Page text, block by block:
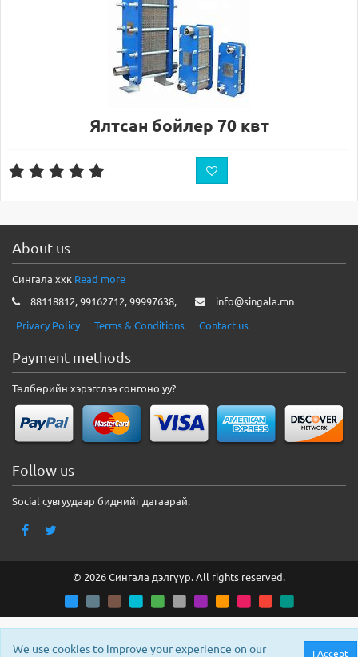
Ялтсан бойлер 70 квт
About us
Сингала ххк Read more
88118812, 99162712, 99997638,
info@singala.mn
Privacy Policy
Terms & Conditions Contact us
Payment methods
Төлбөрийн хэрэгслээ сонгоно уу?
Follow us
Social сувгуудаар биднийг дагаарай.
© 2026 Сингала дэлгүүр. All rights reserved.
I Accept
We use cookies to improve your experience on our